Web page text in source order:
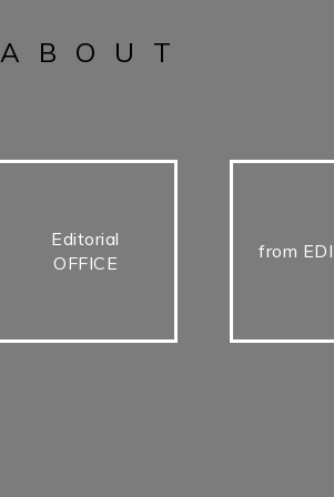
ABOUT
Editorial
OFFICE
from